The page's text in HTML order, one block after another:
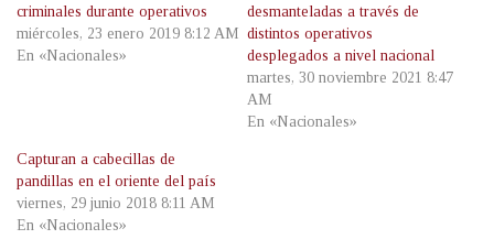
criminales durante operativos
miércoles, 23 enero 2019 8:12 AM
En «Nacionales»
desmanteladas a través de
distintos operativos
desplegados a nivel nacional
martes, 30 noviembre 2021 8:47
AM
En «Nacionales»
Capturan a cabecillas de
pandillas en el oriente del país
viernes, 29 junio 2018 8:11 AM
En «Nacionales»